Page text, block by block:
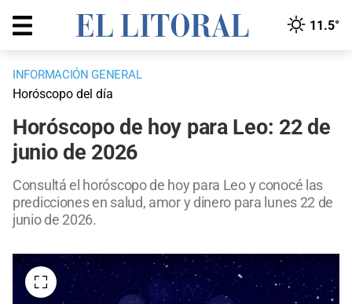
11.5°
INFORMACIÓN GENERAL
Horóscopo del día
Horóscopo de hoy para Leo: 22 de
junio de 2026
Consultá el horóscopo de hoy para Leo y conocé las
predicciones en salud, amor y dinero para lunes 22 de
junio de 2026.